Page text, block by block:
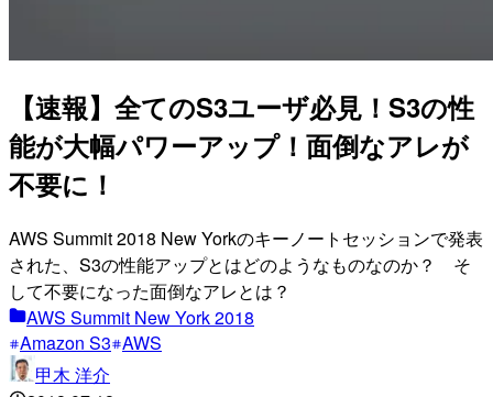
【速報】全てのS3ユーザ必見！S3の性
能が大幅パワーアップ！面倒なアレが
不要に！
AWS Summit 2018 New Yorkのキーノートセッションで発表
された、S3の性能アップとはどのようなものなのか？ そ
して不要になった面倒なアレとは？
AWS Summit New York 2018
Amazon S3 AWS
甲木 洋介